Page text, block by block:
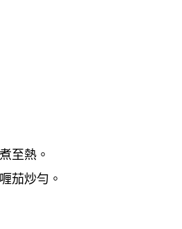
至熱。
茄炒勻。